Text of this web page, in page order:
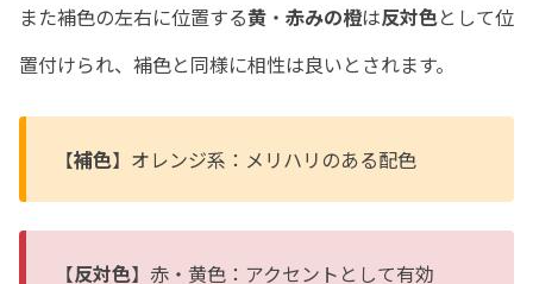
また補色の左右に位置する黄 ・ 赤みの橙は反対色として位
置付けられ、補色と同様に相性は良いとされます。
【補色】オレンジ系：メリハリのある配色
【反対色】赤・黄色：アクセントとして有効